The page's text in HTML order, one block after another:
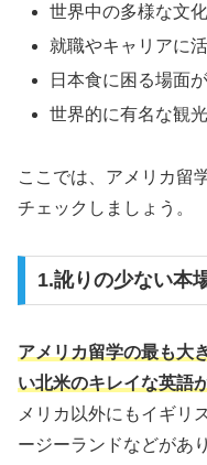
世界中の多様な文
就職やキャリアに
日本食に困る場面
世界的に有名な観
ここでは、アメリカ留
チェックしましょう。
1.訛りの少ない本
アメリカ留学の最も大
い北米のキレイな英語
メリカ以外にもイギリ
ージーランドなどがあ